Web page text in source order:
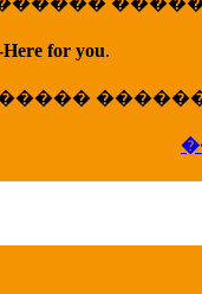
for you.